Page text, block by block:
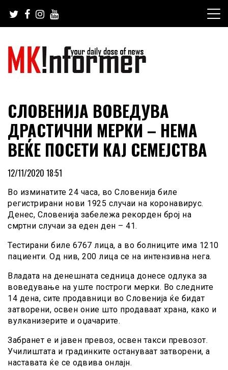
content
MKinformer
СЛОВЕНИЈА ВОВЕДУВА
ДРАСТИЧНИ МЕРКИ – НЕМА
ВЕЌЕ ПОСЕТИ КАЈ СЕМЕЈСТВА
12/11/2020 18:51
Во изминатите 24 часа, во Словенија биле
регистрирани нови 1925 случаи на коронавирус.
Денес, Словенија забележа рекорден број на
смртни случаи за еден ден – 41.
Тестирани биле 6767 лица, а во болниците има 1210
пациенти. Од нив, 200 лица се на интензивна нега.
Владата на денешната седница донесе одлука за
воведување на уште построги мерки. Во следните
14 дена, сите продавници во Словенија ќе бидат
затворени, освен оние што продаваат храна, како и
вулканизерите и оџачарите.
Забранет е и јавен превоз, освен такси превозот.
Училиштата и градинките остануваат затворени, а
наставата ќе се одвива онлајн.